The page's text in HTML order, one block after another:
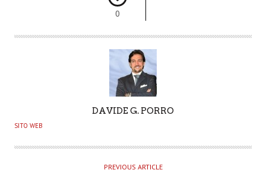
0
U
H
DAVIDE G. PORRO
SITO WEB
PREVIOUS ARTICLE